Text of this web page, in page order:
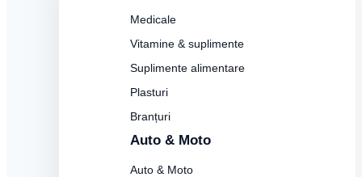
Medicale
Vitamine & suplimente
Suplimente alimentare
Plasturi
Branțuri
Auto & Moto
Auto & Moto